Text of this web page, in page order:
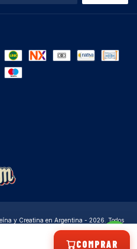
COMPRAR
y Creatina en Argentina - 2026. Todos
Para reclamos ingresá acá.